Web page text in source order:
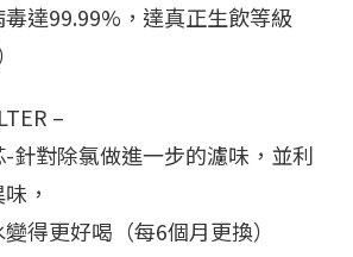
達99.99%，達真正生飲等級
–
針對除氯做進一步的濾味，並利
，
得更好喝（每6個月更換）